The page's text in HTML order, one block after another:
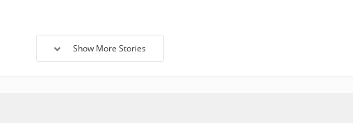
Show More Stories